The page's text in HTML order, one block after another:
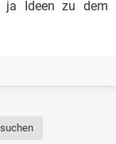
ja Ideen zu dem